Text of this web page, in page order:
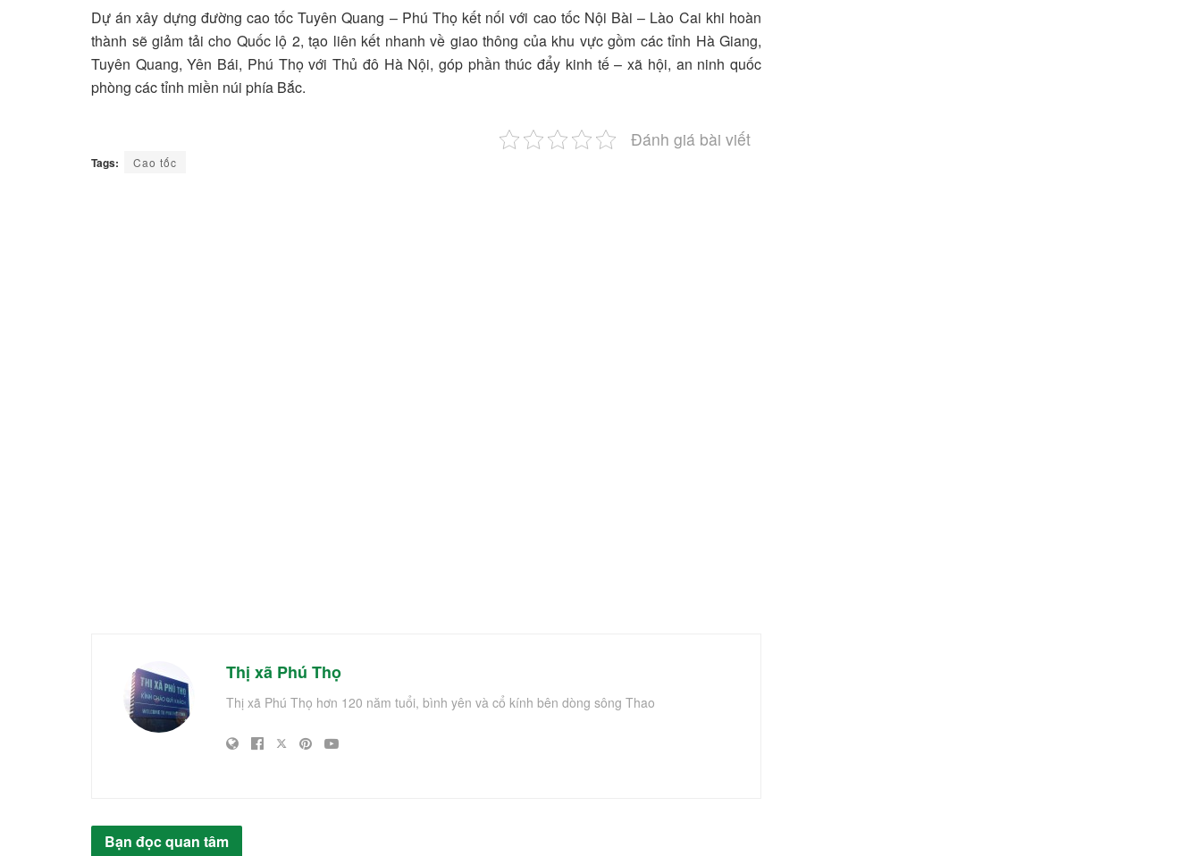
Dự án xây dựng đường cao tốc Tuyên Quang – Phú Thọ kết nối với cao tốc Nội Bài – Lào Cai khi hoàn
thành sẽ giảm tải cho Quốc lộ 2, tạo liên kết nhanh về giao thông của khu vực gồm các tỉnh Hà Giang,
Tuyên Quang, Yên Bái, Phú Thọ với Thủ đô Hà Nội, góp phần thúc đẩy kinh tế – xã hội, an ninh quốc
phòng các tỉnh miền núi phía Bắc.
Đánh giá bài viết
Tags: Cao tốc
Thị xã Phú Thọ
Thị xã Phú Thọ hơn 120 năm tuổi, bình yên và cổ kính bên dòng sông Thao
Bạn đọc quan tâm